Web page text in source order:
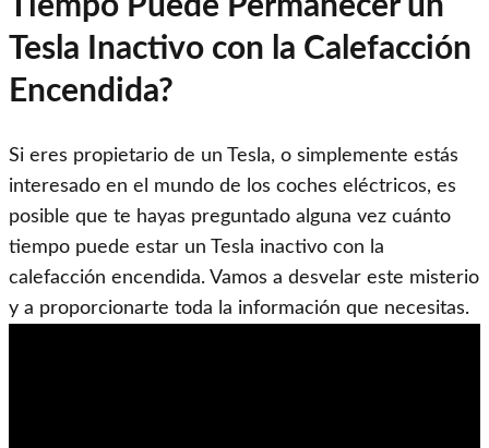
Tesla Inactivo con la Calefacción
Encendida?
Si eres propietario de un Tesla, o simplemente estás
interesado en el mundo de los coches eléctricos, es
posible que te hayas preguntado alguna vez cuánto
tiempo puede estar un Tesla inactivo con la
calefacción encendida. Vamos a desvelar este misterio
y a proporcionarte toda la información que necesitas.